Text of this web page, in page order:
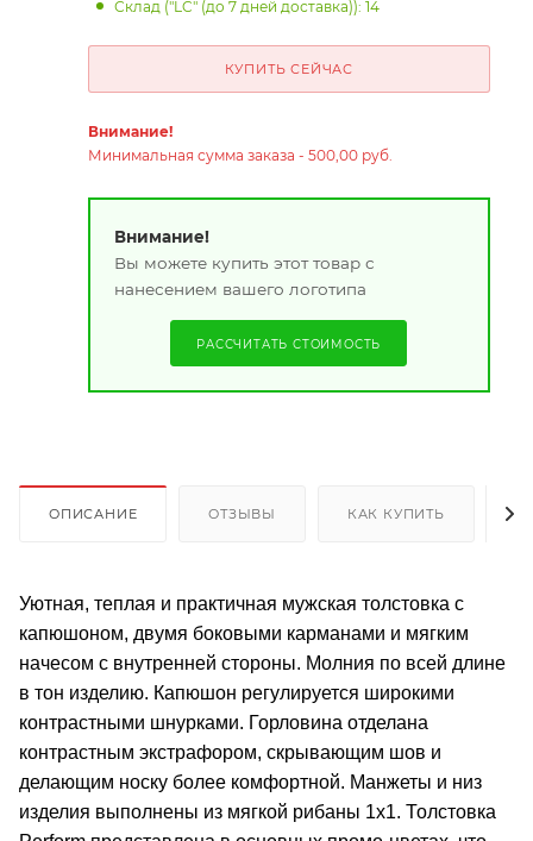
Склад ("LC" (до 7 дней доставка)): 14
КУПИТЬ СЕЙЧАС
Внимание!
Минимальная сумма заказа - 500,00 руб.
Внимание!
Вы можете купить этот товар с
нанесением вашего логотипа
РАССЧИТАТЬ СТОИМОСТЬ
ОПИСАНИЕ ОТЗЫВЫ КАК КУПИТЬ
Уютная, теплая и практичная мужская толстовка с
капюшоном, двумя боковыми карманами и мягким
начесом с внутренней стороны. Молния по всей длине
в тон изделию. Капюшон регулируется широкими
контрастными шнурками. Горловина отделана
контрастным экстрафором, скрывающим шов и
делающим носку более комфортной. Манжеты и низ
изделия выполнены из мягкой рибаны 1x1. Толстовка